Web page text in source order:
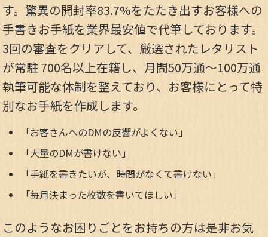
す。驚異の開封率83.7%をたたき出すお客様への
手書きお手紙を業界最安値で代筆しております。
3回の審査をクリアして、厳選されたレタリスト
が常駐 700名以上在籍し、月間50万通～100万通
執筆可能な体制を整えており、お客様にとって特
別なお手紙を作成します。
「お客さんへのDMの反響がよくない」
「大量のDMが書けない」
「手紙を書きたいが、時間がなくて書けない」
「毎月決まった枚数を書いてほしい」
このようなお困りごとをお持ちの方は是非お気